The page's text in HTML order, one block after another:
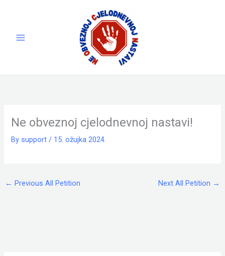
Ne obveznoj cjelodnevnoj nastavi!
By support/ 15. ožujka 2024.
← Previous All Petition Next All Petition →